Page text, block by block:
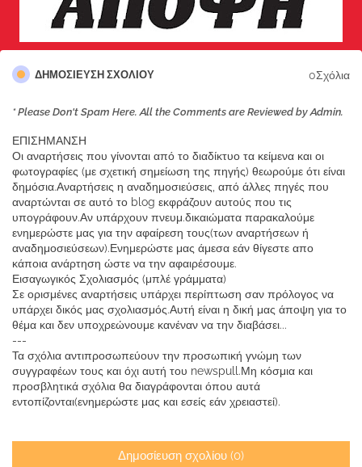
ΔΗΜΟΣΊΕΥΣΗ ΣΧΟΛΊΟΥ 0Σχόλια
* Please Don't Spam Here. All the Comments are Reviewed by Admin.
ΕΠΙΣΗΜΑΝΣΗ
Οι αναρτήσεις που γίνονται από το διαδίκτυο τα κείμενα και οι
φωτογραφίες (με σχετική σημείωση της πηγής) θεωρούμε ότι είναι
δημόσια.Αναρτήσεις η αναδημοσιεύσεις, από άλλες πηγές που
αναρτώνται σε αυτό το blog εκφράζουν αυτούς που τις
υπογράφουν.Αν υπάρχουν πνευμ.δικαιώματα παρακαλούμε
ενημερώστε μας για την αφαίρεση τους(των αναρτήσεων ή
αναδημοσιεύσεων).Ενημερώστε μας άμεσα εάν θίγεστε απο
κάποια ανάρτηση ώστε να την αφαιρέσουμε.
Εισαγωγικός Σχολιασμός (μπλέ γράμματα)
Σε ορισμένες αναρτήσεις υπάρχει περίπτωση σαν πρόλογος να
υπάρχει δικός μας σχολιασμός.Αυτή είναι η δική μας άποψη για το
θέμα και δεν υποχρεώνουμε κανέναν να την διαβάσει...
---
Τα σχόλια αντιπροσωπεύουν την προσωπική γνώμη των
συγγραφέων τους και όχι αυτή του newspull.Μη κόσμια και
προσβλητικά σχόλια θα διαγράφονται όπου αυτά
εντοπίζονται(ενημερώστε μας και εσείς εάν χρειαστεί).
Δημοσίευση σχολίου (0)